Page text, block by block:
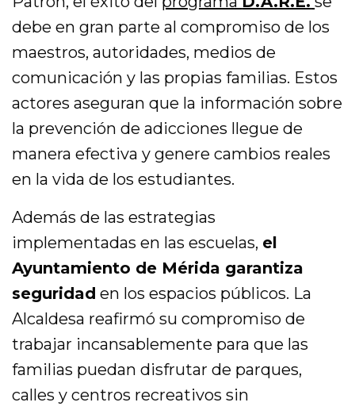
o
debe en gran parte al compromiso de los
maestros, autoridades, medios de
comunicación y las propias familias. Estos
actores aseguran que la información sobre
la prevención de adicciones llegue de
manera efectiva y genere cambios reales
en la vida de los estudiantes.
Además de las estrategias
implementadas en las escuelas, el
Ayuntamiento de Mérida garantiza
seguridad en los espacios públicos. La
Alcaldesa reafirmó su compromiso de
trabajar incansablemente para que las
familias puedan disfrutar de parques,
calles y centros recreativos sin